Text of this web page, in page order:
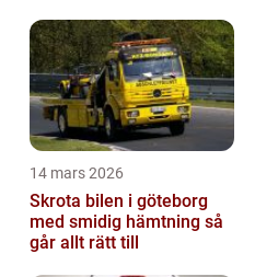
14 mars 2026
Skrota bilen i göteborg
med smidig hämtning så
går allt rätt till